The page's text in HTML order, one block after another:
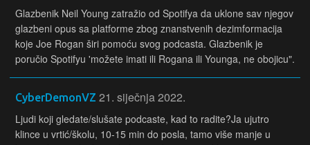
Glazbenik Neil Young zatražio od Spotifya da uklone sav njegov
glazbeni opus sa platforme zbog znanstvenih dezimformacija
koje Joe Rogan širi pomoću svog podcasta. Glazbenik je
poručio Spotifyu 'možete imati ili Rogana ili Younga, ne obojicu".
CyberDemonVZ 21. siječnja 2022.
Ljudi koji gledate/slušate podcaste, kad to radite?Ja ujutro
klince u vrtić/školu, 10-15 min do posla, tamo više manje u